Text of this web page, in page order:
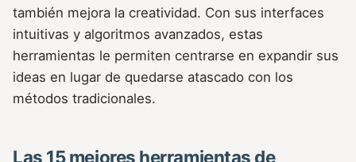
también mejora la creatividad. Con sus interfaces
intuitivas y algoritmos avanzados, estas
herramientas le permiten centrarse en expandir sus
ideas en lugar de quedarse atascado con los
métodos tradicionales.
Las 15 mejores herramientas de